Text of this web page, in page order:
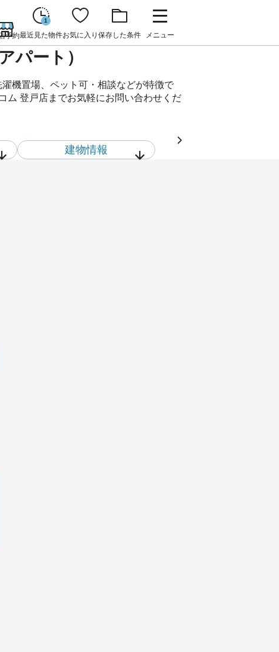
予約
1
最近見た物件お気に入り 保存した条件 メニュー
パート）
機置場、ペット可・相談などが特徴で
ム 登戸店までお気軽にお問い合わせくだ
建物情報